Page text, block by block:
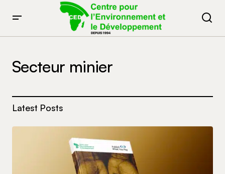
Secteur minier
Latest Posts